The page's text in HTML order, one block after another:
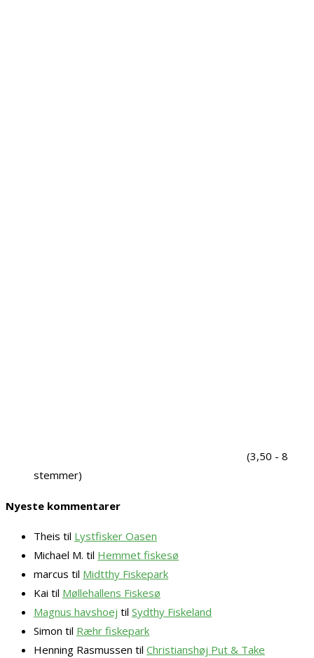
(3,50 - 8
stemmer)
Nyeste kommentarer
Theis til Lystfisker Oasen
Michael M. til Hemmet fiskesø
marcus til Midtthy Fiskepark
Kai til Møllehallens Fiskesø
Magnus havshoej til Sydthy Fiskeland
Simon til Ræhr fiskepark
Henning Rasmussen til Christianshøj Put & Take